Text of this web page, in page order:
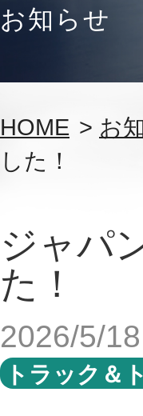
お知らせ
HOME > お
した！
ジャパ
た！
2026/5/18
トラック＆